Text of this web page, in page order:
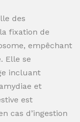
des
fixation de
empêchant
Elle se
incluant
et
est
cas d’ingestion